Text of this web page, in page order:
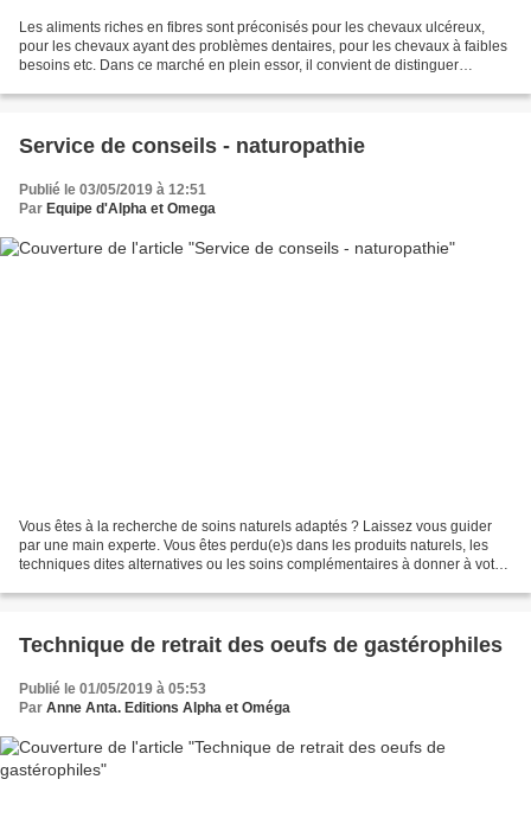
Les aliments riches en fibres sont préconisés pour les chevaux ulcéreux,
pour les chevaux ayant des problèmes dentaires, pour les chevaux à faibles
besoins etc. Dans ce marché en plein essor, il convient de distinguer
Service de conseils - naturopathie
Publié le 03/05/2019 à 12:51
Par Equipe d'Alpha et Omega
Vous êtes à la recherche de soins naturels adaptés ? Laissez vous guider
par une main experte. Vous êtes perdu(e)s dans les produits naturels, les
techniques dites alternatives ou les soins complémentaires à donner à votre
Technique de retrait des oeufs de gastérophiles
Publié le 01/05/2019 à 05:53
Par Anne Anta. Editions Alpha et Oméga